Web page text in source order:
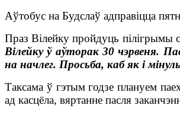
Аўтобус на Будслаў адправіцца
Праз Вілейку пройдуць пілігрымы
Вілейку ў аўторак 30 чэрвеня.
на начлег. Просьба, каб як і
Таксама ў гэтым годзе плануем
ад касцёла, вяртанне пасля